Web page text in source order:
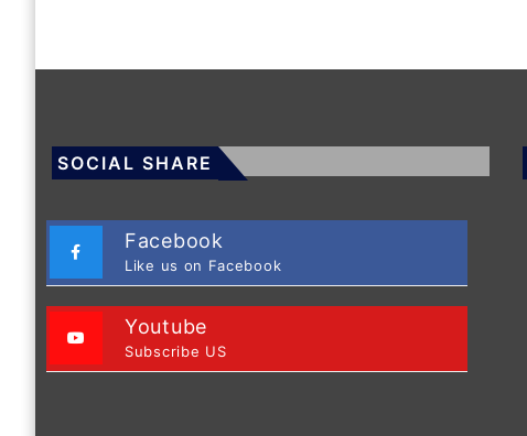
SOCIAL SHARE
Facebook
Like us on Facebook
Youtube
Subscribe US